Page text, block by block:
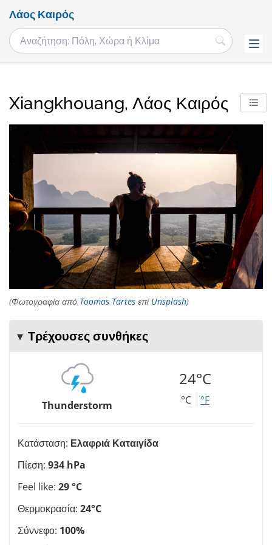
Λάος Καιρός
Xiangkhouang, Λάος Καιρός
(Φωτογραφία από Toomas Tartes επί Unsplash)
Τρέχουσες συνθήκες
Thunderstorm
24°C
°C °F
Κατάσταση: Ελαφριά Καταιγίδα
Πίεση: 934 hPa
Feel like: 29 °C
Θερμοκρασία: 24°C
Σύννεφο: 100%